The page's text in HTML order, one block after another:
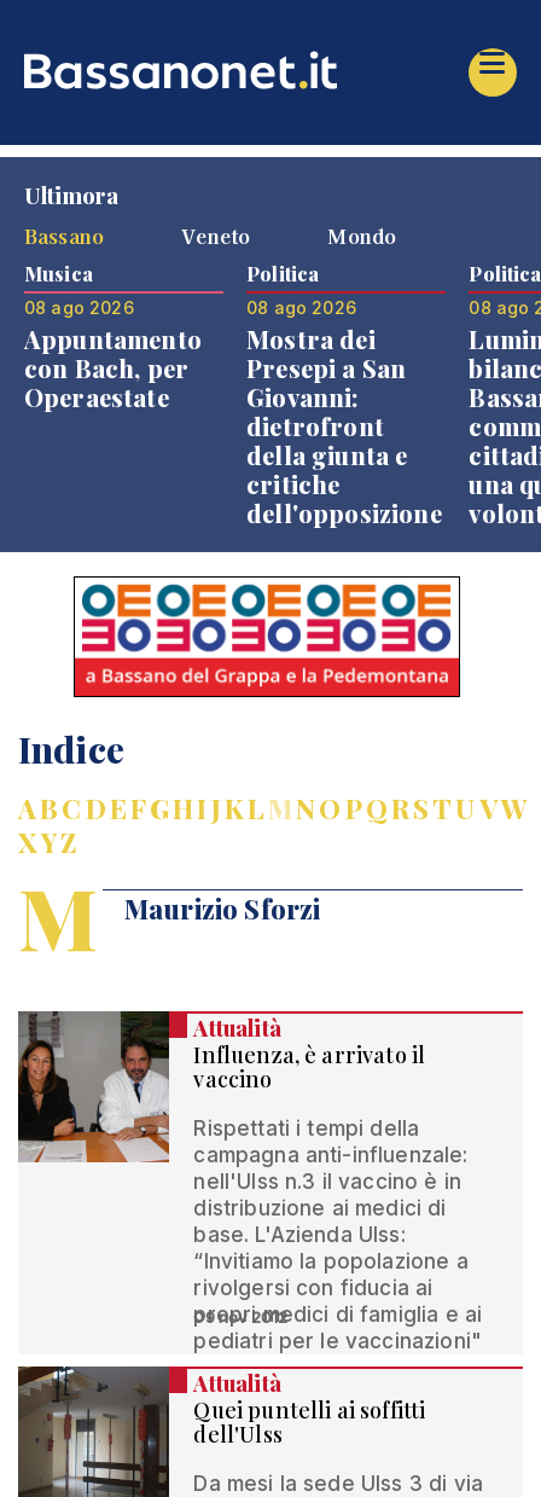
Ultimora
Bassano
Veneto Mondo
Musica
08 ago 2026
Appuntamento
con Bach, per
Operaestate
Politica
08 ago 2026
Mostra dei
Presepi a San
Giovanni:
dietrofront
della giunta e
critiche
dell'opposizione
Politica
08 ago
una
Indice
ABCDEFGHIJKLMNOPQRSTUVW
XYZ
M Maurizio Sforzi
Attualità
Influenza, è arrivato il
vaccino
Rispettati i tempi della
campagna anti-influenzale:
nell'Ulss n.3 il vaccino è in
distribuzione ai medici di
base. L'Azienda Ulss:
“Invitiamo la popolazione a
rivolgersi con fiducia ai
propri medici di famiglia e ai
pediatri per le vaccinazioni"
09 nov 2012
Attualità
Quei puntelli ai soffitti
dell'Ulss
Da mesi la sede Ulss 3 di via